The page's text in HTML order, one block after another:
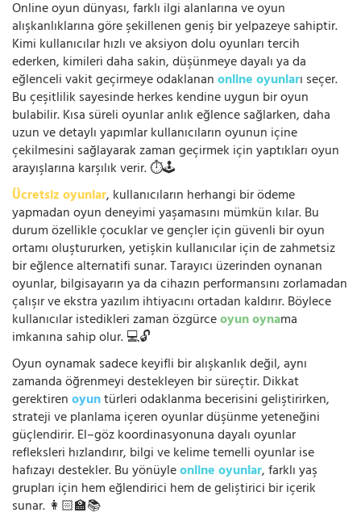
Online oyun dünyası, farklı ilgi alanlarına ve oyun
alışkanlıklarına göre şekillenen geniş bir yelpazeye sahiptir.
Kimi kullanıcılar hızlı ve aksiyon dolu oyunları tercih
ederken, kimileri daha sakin, düşünmeye dayalı ya da
eğlenceli vakit geçirmeye odaklananonline oyunları seçer.
Bu çeşitlilik sayesinde herkes kendine uygun bir oyun
bulabilir. Kısa süreli oyunlar anlık eğlence sağlarken, daha
uzun ve detaylı yapımlar kullanıcıların oyunun içine
çekilmesini sağlayarak zaman geçirmek için yaptıkları oyun
arayışlarına karşılık verir. ⏱️🕹️
Ücretsiz oyunlar, kullanıcıların herhangi bir ödeme
yapmadan oyun deneyimi yaşamasını mümkün kılar. Bu
durum özellikle çocuklar ve gençler için güvenli bir oyun
ortamı oluştururken, yetişkin kullanıcılar için de zahmetsiz
bir eğlence alternatifi sunar. Tarayıcı üzerinden oynanan
oyunlar, bilgisayarın ya da cihazın performansını zorlamadan
çalışır ve ekstra yazılım ihtiyacını ortadan kaldırır. Böylece
kullanıcılar istedikleri zaman özgürceoyun oynama
imkanına sahip olur. 💻🔓
Oyun oynamak sadece keyifli bir alışkanlık değil, aynı
zamanda öğrenmeyi destekleyen bir süreçtir. Dikkat
gerektirenoyuntürleri odaklanma becerisini geliştirirken,
strateji ve planlama içeren oyunlar düşünme yeteneğini
güçlendirir. El–göz koordinasyonuna dayalı oyunlar
refleksleri hızlandırır, bilgi ve kelime temelli oyunlar ise
hafızayı destekler. Bu yönüyleonline oyunlar, farklı yaş
grupları için hem eğlendirici hem de geliştirici bir içerik
sunar. 👩🏻‍🏫📚